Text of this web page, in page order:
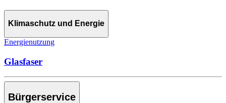
Klimaschutz und Energie
Energienutzung
Glasfaser
Bürgerservice